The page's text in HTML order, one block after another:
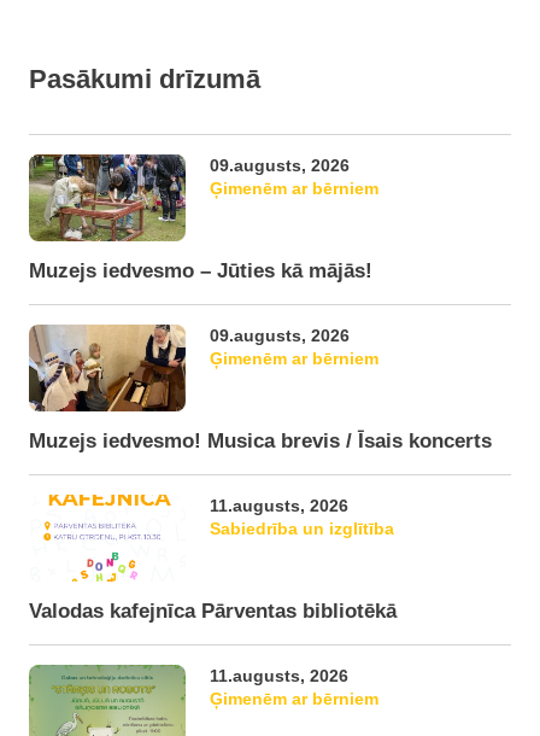
Pasākumi drīzumā
09.augusts, 2026
Ģimenēm ar bērniem
Muzejs iedvesmo – Jūties kā mājās!
09.augusts, 2026
Ģimenēm ar bērniem
Muzejs iedvesmo! Musica brevis / Īsais koncerts
11.augusts, 2026
Sabiedrība un izglītība
Valodas kafejnīca Pārventas bibliotēkā
11.augusts, 2026
Ģimenēm ar bērniem